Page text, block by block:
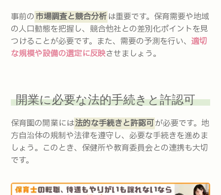
事前の 市場調査と競合分析 は重要です。保育需要や地域
の人口動態を把握し、競合他社との差別化ポイントを見
つけることが必要です。また、需要の予測を行い、 適切
な規模や設備の選定に反映させましょう。
開業に必要な法的手続きと許認可
保育園の開業には法的な手続きと許認可が必要です。地
方自治体の規制や法律を遵守し、必要な手続きを進めま
しょう。このとき、保健所や教育委員会との連携も大切
です。